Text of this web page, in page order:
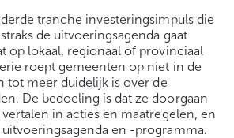
tranche investeringsimpuls die
de uitvoeringsagenda gaat
op lokaal, regionaal of provinciaal
roept gemeenten op niet in de
tot meer duidelijk is over de
De bedoeling is dat ze doorgaan
in acties en maatregelen, en
en -programma.